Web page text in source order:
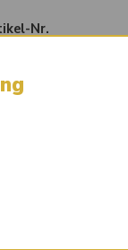
Nr.
lieferbar
freuen uns, dass
sich bei uns zu